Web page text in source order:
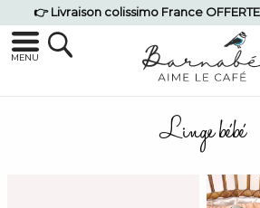
👉 Livraison colissimo France
MENU
Linge bébé